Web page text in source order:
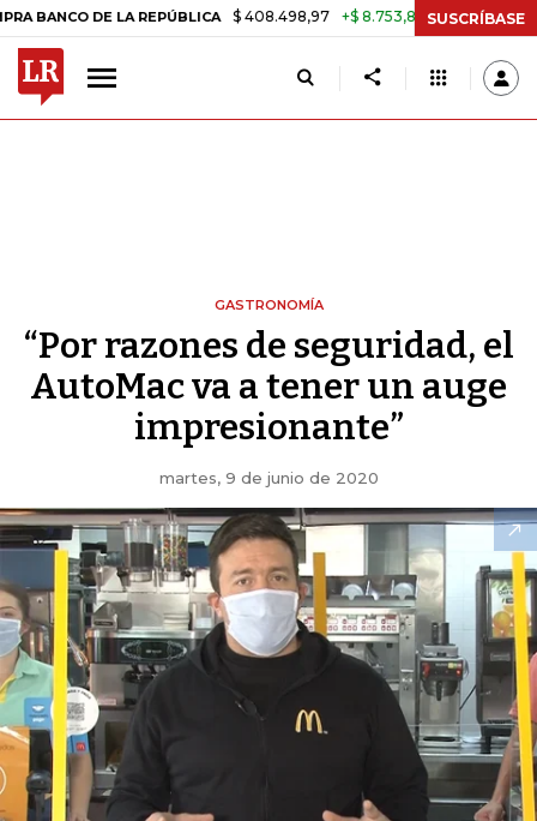
DE LA REPÚBLICA $ 408.498,97 +$ 8.753,81 +2,19% TASA DE
SUSCRÍBASE
GASTRONOMÍA
“Por razones de seguridad, el
AutoMac va a tener un auge
impresionante”
martes, 9 de junio de 2020